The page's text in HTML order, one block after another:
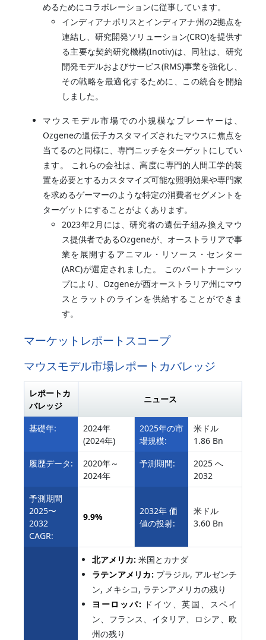
めるためにコラボレーションに従事しています。
インディアナポリスとインディアナ州の2拠点を
連結し、研究開発ソリューション(CRO)を提供す
る主要な契約研究機構(Inotiv)は、同社は、研究
開発モデルおよびサービス(RMS)事業を強化し、
その戦略を最適化するために、この統合を開始
しました。
マウスモデル市場での小規模なプレーヤーは、
Ozgeneの遺伝子カスタマイズされたマウスに焦点を
当てるのと同様に、専門ニッチをターゲットにしてい
ます。 これらの会社は、高度に専門的人間工学的装
置を必要とするカスタマイズ可能な照明効果や専門家
を求めるゲーマーのような特定の消費者セグメントを
ターゲットにすることがよくあります。
2023年2月には、研究者の遺伝子組み換えマウ
ス提供者であるOzgeneが、オーストラリアで事
業を展開するアニマル・リソース・センター
(ARC)が選定されました。 このパートナーシッ
プにより、Ozgeneが西オーストラリア州にマウ
スとラットのラインを供給することができま
す。
マーケットレポートスコープ
マウスモデル市場レポートカバレッジ
レポートカ
バレッジ
ニュース
基礎年:
2024年
(2024年)
2025年の市
場規模:
米ドル
1.86 Bn
履歴データ:
2020年～
2024年
予測期間:
2025 へ
2032
予測期間
2025〜
2032
CAGR:
9.9%
2032年 価
値の投射:
米ドル
3.60 Bn
北アメリカ: 米国とカナダ
ラテンアメリカ: ブラジル, アルゼンチ
ン, メキシコ, ラテンアメリカの残り
ヨーロッパ: ドイツ、英国、スペイ
ン、フランス、イタリア、ロシア、欧
州の残り